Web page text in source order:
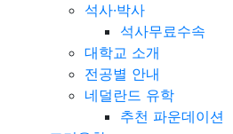
석사·박사
석사무료수속
대학교 소개
전공별 안내
네덜란드 유학
추천 파운데이션